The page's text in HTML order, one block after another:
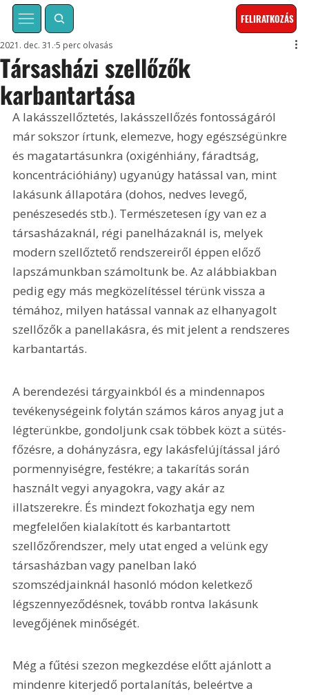
FELIRATKOZÁS
Társasházi szellőzők
karbantartása
2021. dec. 31. 5 perc olvasás
A lakásszellőztetés, lakásszellőzés fontosságáról
már sokszor írtunk, elemezve, hogy egészségünkre
és magatartásunkra (oxigénhiány, fáradtság,
koncentrációhiány) ugyanúgy hatással van, mint
lakásunk állapotára (dohos, nedves levegő,
penészesedés stb.). Természetesen így van ez a
társasházaknál, régi panelházaknál is, melyek
modern szellőztető rendszereiről éppen előző
lapszámunkban számoltunk be. Az alábbiakban
pedig egy más megközelítéssel térünk vissza a
témához, milyen hatással vannak az elhanyagolt
szellőzők a panellakásra, és mit jelent a rendszeres
karbantartás.
A berendezési tárgyainkból és a mindennapos
tevékenységeink folytán számos káros anyag jut a
légterünkbe, gondoljunk csak többek közt a sütés-
főzésre, a dohányzásra, egy lakásfelújítással járó
pormennyiségre, festékre; a takarítás során
használt vegyi anyagokra, vagy akár az
illatszerekre. És mindezt fokozhatja egy nem
megfelelően kialakított és karbantartott
szellőzőrendszer, mely utat enged a velünk egy
társasházban vagy panelban lakó
szomszédjainknál hasonló módon keletkező
légszennyeződésnek, tovább rontva lakásunk
levegőjének minőségét.
Még a fűtési szezon megkezdése előtt ajánlott a
mindenre kiterjedő portalanítás, beleértve a